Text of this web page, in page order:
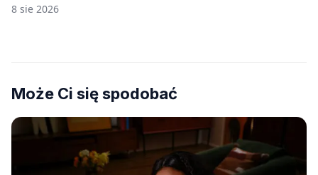
8 sie 2026
Może Ci się spodobać